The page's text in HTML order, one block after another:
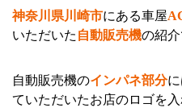
bo
ok
en
a
神奈川県川崎市にある車屋
いただいた 自動販売機の紹介
自動販売機のインパネ部分
ていただいたお店のロゴを